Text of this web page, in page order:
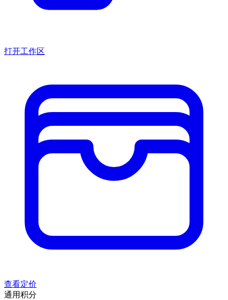
打开工作区
查看定价
通用积分